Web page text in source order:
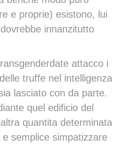
e proprie) esistono, lui
innanzitutto
attacco i
truffe nel intelligenza
lasciato con da parte.
quel edificio del
quantita determinata
semplice simpatizzare